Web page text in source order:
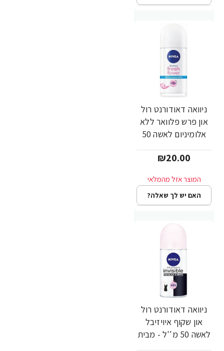
ניוואה דאודורנט רול
און פרש פלוואר ללא
אלומיניום לאשה 50
₪20.00
האם יש לך שאלה?
ניוואה דאודורנט רול
און שקוף איויזיבל
לאשה 50 מ''ל - מבית